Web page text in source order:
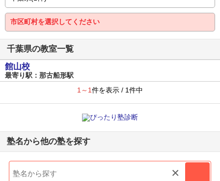
千葉県の教室一覧
館山校
最寄り駅：那古船形駅
1～1件を表示 / 1件中
塾名から他の塾を探す
×